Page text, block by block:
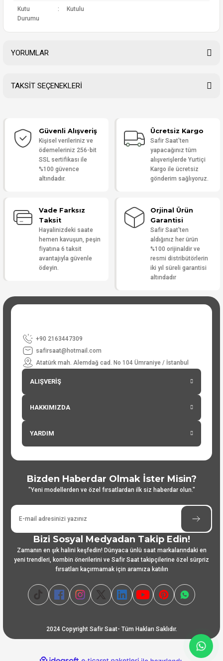
Kutu
Durumu
: Kutulu
YORUMLAR
Yorum Yaz
TAKSİT SEÇENEKLERİ
Güvenli Alışveriş
Kişisel verileriniz ve
ödemeleriniz 256-bit
SSL sertifikası ile
%100 güvence
altındadır.
Ücretsiz Kargo
Safir Saat'ten
yapacağınız tüm
alışverişlerde Yurtiçi
Kargo ile ücretsiz
gönderim sağlıyoruz.
Vade Farksız
Taksit
Hayalinizdeki saate
hemen kavuşun, peşin
fiyatına 6 taksit
avantajıyla güvenle
ödeyin.
Orjinal Ürün
Garantisi
Safir Saat'ten
aldığınız her ürün
%100 orijinaldir ve
resmi distribütörlerin
iki yıl süreli garantisi
altındadır
+90 2163447309
safirsaat@hotmail.com
Atatürk mah. Alemdağ cad. No 104 Ümraniye / İstanbul
ALIŞVERİŞ
HAKKIMIZDA
YARDIM
Bizden Haberdar Olmak İster Misin?
"Yeni modellerden ve özel fırsatlardan ilk siz haberdar olun."
Bizi Sosyal Medyadan Takip Edin!
Zamanın en şık halini keşfedin! Dünyaca ünlü saat markalarındaki en
yeni trendleri, kombin önerilerini ve Safir Saat takipçilerine özel sürpriz
fırsatları kaçırmamak için aramıza katılın
2024 Copyright Safir Saat- Tüm Hakları Saklıdır.